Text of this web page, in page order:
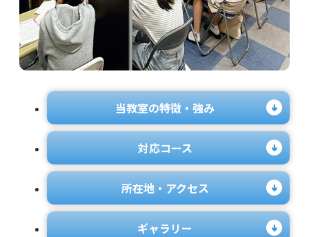
当教室の特徴・強み
対応コース
所在地・アクセス
ギャラリー